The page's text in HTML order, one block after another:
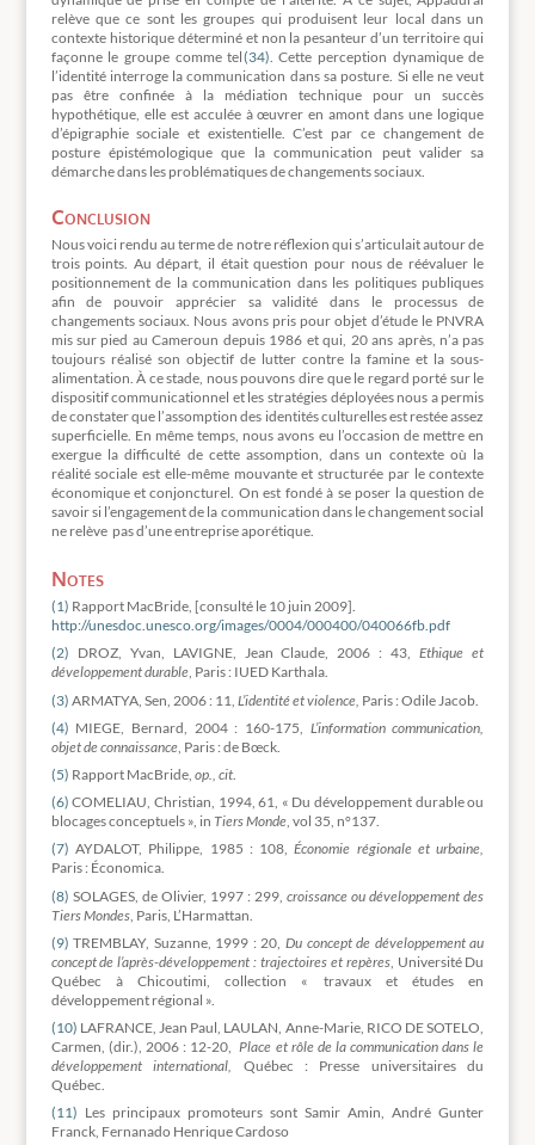
relève que ce sont les groupes qui produisent leur local dans un
contexte historique déterminé et non la pesanteur d’un territoire qui
façonne le groupe comme tel(34). Cette perception dynamique de
l’identité interroge la communication dans sa posture. Si elle ne veut
pas être confinée à la médiation technique pour un succès
hypothétique, elle est acculée à œuvrer en amont dans une logique
d’épigraphie sociale et existentielle. C’est par ce changement de
posture épistémologique que la communication peut valider sa
démarche dans les problématiques de changements sociaux.
Conclusion
Nous voici rendu au terme de notre réflexion qui s’articulait autour de
trois points. Au départ, il était question pour nous de réévaluer le
positionnement de la communication dans les politiques publiques
afin de pouvoir apprécier sa validité dans le processus de
changements sociaux. Nous avons pris pour objet d’étude le PNVRA
mis sur pied au Cameroun depuis 1986 et qui, 20 ans après, n’a pas
toujours réalisé son objectif de lutter contre la famine et la sous-
alimentation. À ce stade, nous pouvons dire que le regard porté sur le
dispositif communicationnel et les stratégies déployées nous a permis
de constater que l’assomption des identités culturelles est restée assez
superficielle. En même temps, nous avons eu l’occasion de mettre en
exergue la difficulté de cette assomption, dans un contexte où la
réalité sociale est elle-même mouvante et structurée par le contexte
économique et conjoncturel. On est fondé à se poser la question de
savoir si l’engagement de la communication dans le changement social
ne relève pas d’une entreprise aporétique.
Notes
(1) Rapport MacBride, [consulté le 10 juin 2009].
http://unesdoc.unesco.org/images/0004/000400/040066fb.pdf
(2) DROZ, Yvan, LAVIGNE, Jean Claude, 2006 : 43,Ethique et
développement durable, Paris : IUED Karthala.
(3) ARMATYA, Sen, 2006 : 11, L’identité et violence, Paris : Odile Jacob.
(4) MIEGE, Bernard, 2004 : 160-175, L’information communication,
objet de connaissance, Paris : de Bœck.
(5) Rapport MacBride, op., cit.
(6) COMELIAU, Christian, 1994, 61, « Du développement durable ou
blocages conceptuels », in Tiers Monde, vol 35, n°137.
(7) AYDALOT, Philippe, 1985 : 108,Économie régionale et urbaine,
Paris : Économica.
(8) SOLAGES, de Olivier, 1997 : 299,croissance ou développement des
Tiers Mondes, Paris, L’Harmattan.
(9) TREMBLAY, Suzanne, 1999 : 20,Du concept de développement au
concept de l’après-développement : trajectoires et repères, Université Du
Québec à Chicoutimi, collection « travaux et études en
développement régional ».
(10) LAFRANCE, Jean Paul, LAULAN, Anne-Marie, RICO DE SOTELO,
Carmen, (dir.), 2006 : 12-20, Place et rôle de la communication dans le
développement international, Québec : Presse universitaires du
Québec.
(11) Les principaux promoteurs sont Samir Amin, André Gunter
Franck, Fernanado Henrique Cardoso